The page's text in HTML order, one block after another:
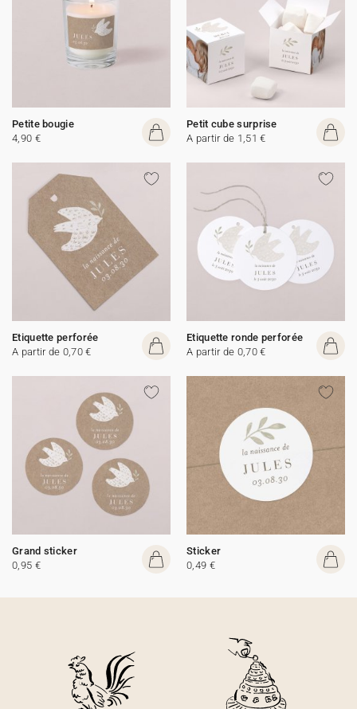
Petite bougie
4,90 €
Petit cube surprise
A partir de 1,51 €
Etiquette perforée
A partir de 0,70 €
Etiquette ronde perforée
A partir de 0,70 €
Grand sticker
0,95 €
Sticker
0,49 €